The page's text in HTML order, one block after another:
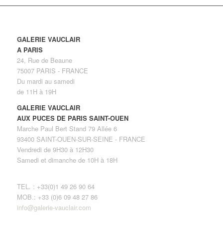
GALERIE VAUCLAIR
A PARIS
24, Rue de Beaune
75007 PARIS - FRANCE
Du mardi au samedi
de 11H à 19H
GALERIE VAUCLAIR
AUX PUCES DE PARIS SAINT-OUEN
Marche Paul Bert Stand 79 Allée 6
93400 SAINT-OUEN-SUR-SEINE - FRANCE
Vendredi de 9H30 à 12H30
Samedi et dimanche de 10H à 18H
TEL. : +33(0)1 49 26 90 64
MOB.: +33 (0)6 09 48 27 86
info@galerie-vauclair.com